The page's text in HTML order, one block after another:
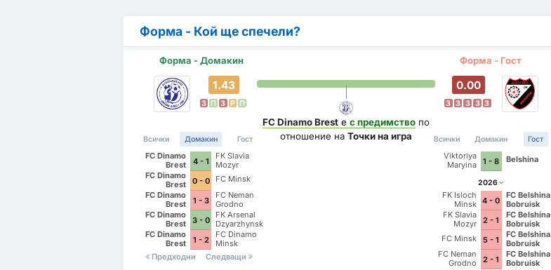
Форма - Кой ще спечели?
Форма - Домакин Форма - Гост
1.43
З П З P П
Всички Домакин Гост
FC Dinamo
Brest
4 - 1
FK Slavia
Mozyr
FC Dinamo
Brest
0 - 0
FC Minsk
FC Dinamo
Brest
1 - 3
FC Neman
Grodno
FC Dinamo
Brest
3 - 0
FK Arsenal
Dzyarzhynsk
FC Dinamo
Brest
1 - 2
FC Dinamo
Minsk
Предходни
Следващи
FC Dinamo Brestе с предимствопо
отношение на Точки на игра
0.00
З З З З З
Всички Домакин Гост
Viktoriya
Maryina
1 - 8 Belshina
2026
FK Isloch
Minsk 4 - 0
FC Belshina
Bobruisk
FK Slavia
Mozyr
2 - 1
FC Belshina
Bobruisk
FC Minsk
5 - 1
FC Belshina
Bobruisk
FC Neman
Grodno
2 - 1
FC Belshina
Bobruisk